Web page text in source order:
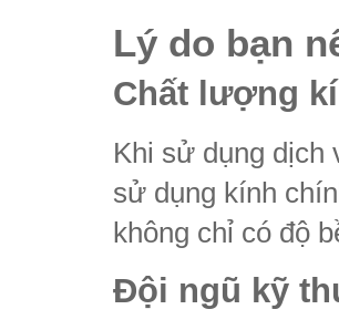
Lý do bạn
Chất lượng
Khi sử dụng dịch
sử dụng kính
không chỉ có độ
Đội ngũ kỹ